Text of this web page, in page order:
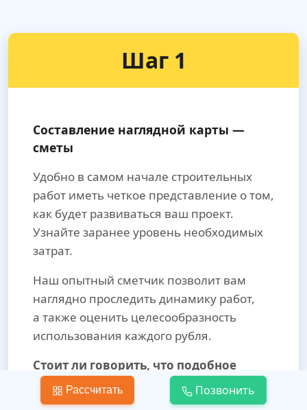
Шаг 1
Составление наглядной карты —
сметы
Удобно в самом начале строительных
работ иметь четкое представление о том,
как будет развиваться ваш проект.
Узнайте заранее уровень необходимых
затрат.
Наш опытный сметчик позволит вам
наглядно проследить динамику работ,
а также оценить целесообразность
использования каждого рубля.
Стоит ли говорить, что подобное
видение полностью исключает
незапланированные расходы, что
Рассчитать Позвонить